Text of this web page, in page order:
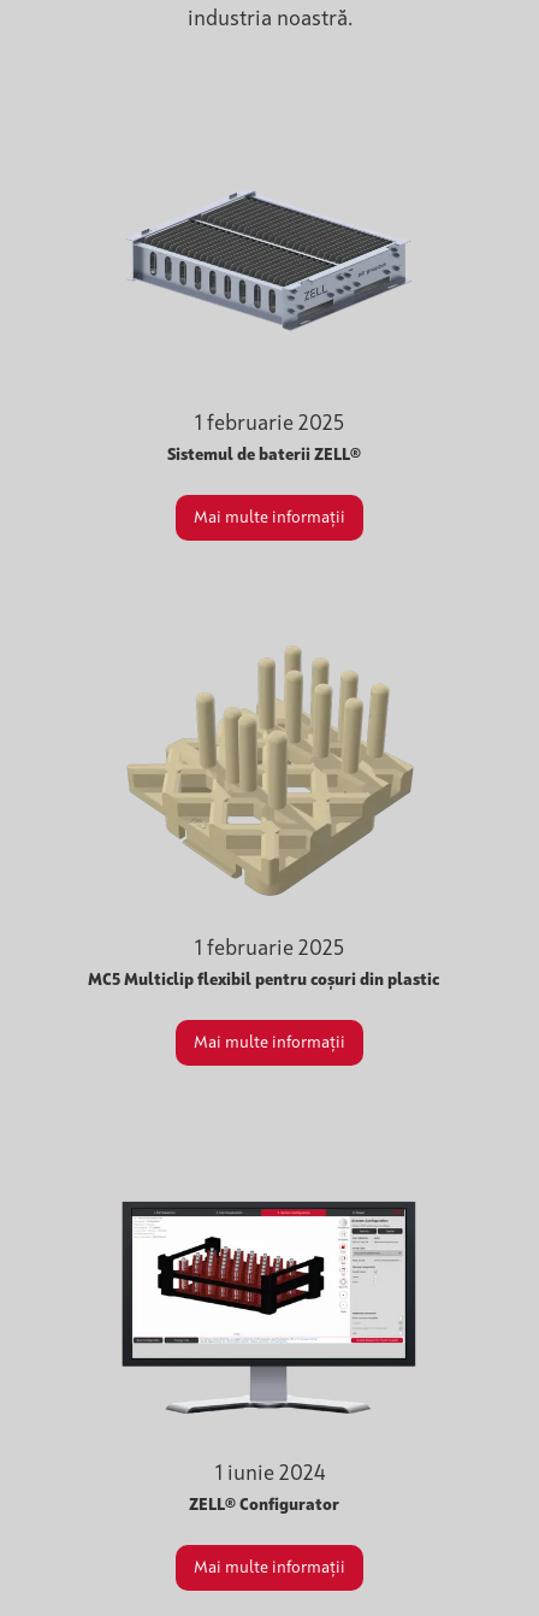
industria noastră.
1 februarie 2025
Sistemul de baterii ZELL®
Mai multe informații
1 februarie 2025
MC5 Multiclip flexibil pentru coșuri din plastic
Mai multe informații
1 iunie 2024
ZELL® Configurator
Mai multe informații